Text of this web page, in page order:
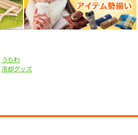
うちわ
冷却グッズ